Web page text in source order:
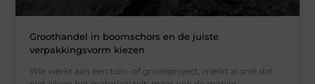
Groothandel in boomschors en de juiste
verpakkingsvorm kiezen
Wie werkt aan een tuin- of groenproject, merkt al snel dat